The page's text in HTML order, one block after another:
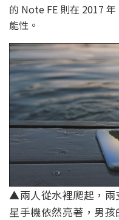
的 Note FE 則在 2017
能性。
▲兩人從水裡爬起，兩
星手機依然亮著，男